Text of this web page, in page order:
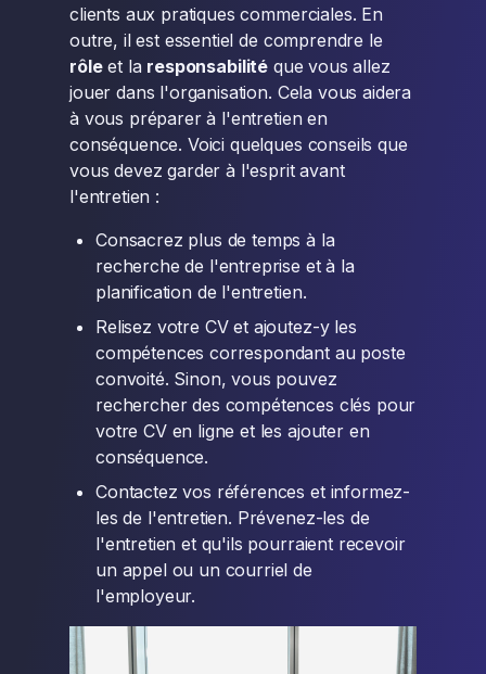
clients aux pratiques commerciales. En
outre, il est essentiel de comprendre le
rôleet la responsabilité que vous allez
jouer dans l'organisation. Cela vous aidera
à vous préparer à l'entretien en
conséquence. Voici quelques conseils que
vous devez garder à l'esprit avant
l'entretien :
Consacrez plus de temps à la
recherche de l'entreprise et à la
planification de l'entretien.
Relisez votre CV et ajoutez-y les
compétences correspondant au poste
convoité. Sinon, vous pouvez
rechercher des compétences clés pour
votre CV en ligne et les ajouter en
conséquence.
Contactez vos références et informez-
les de l'entretien. Prévenez-les de
l'entretien et qu'ils pourraient recevoir
un appel ou un courriel de
l'employeur.